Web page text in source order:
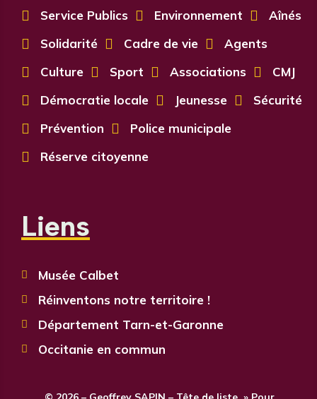
 Service Publics  Environnement  Aînés
 Solidarité  Cadre de vie  Agents
 Culture  Sport  Associations  CMJ
 Démocratie locale  Jeunesse  Sécurité
 Prévention  Police municipale
 Réserve citoyenne
Liens
 Musée Calbet
 Réinventons notre territoire !
 Département Tarn-et-Garonne
 Occitanie en commun